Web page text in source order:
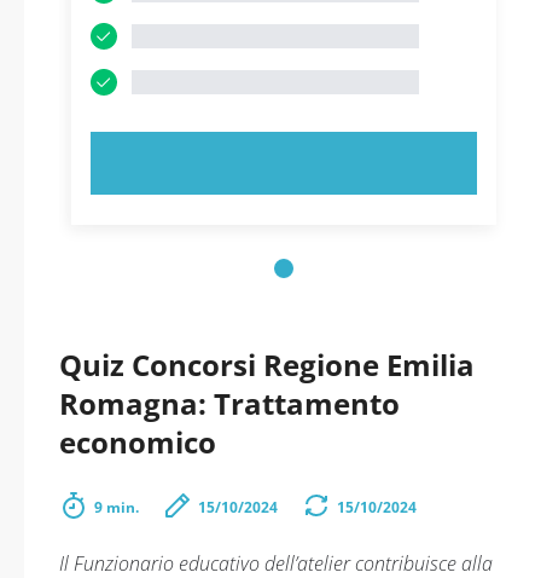
Quiz Concorsi Regione Emilia
Romagna: Trattamento
economico
9 min. 15/10/2024 15/10/2024
Il Funzionario educativo dell’atelier contribuisce alla